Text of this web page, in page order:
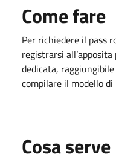
Come fare
Per richiedere il pass
registrarsi
dedicata,
compilare il modello
Cosa serve